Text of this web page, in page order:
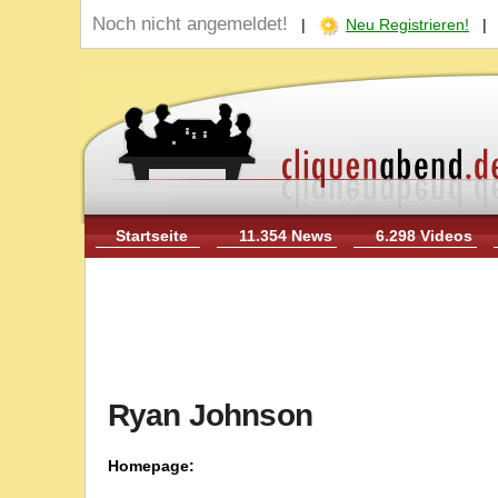
Noch nicht angemeldet! | Neu Registrieren!
Startseite 11.354 News 6.298 Videos
Ryan Johnson
Homepage: